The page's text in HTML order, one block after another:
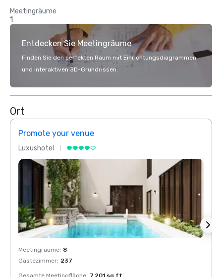
Meetingräume
1
Entdecken Sie Meetingräume
Finden Sie den perfekten Raum mit Einrichtungsdiagrammen
und interaktiven 3D-Grundrissen.
Ort
Promote your venue
Luxushotel
Meetingräume: 8
Gästezimmer: 237
Gesamte Meetingfläche: 7.201 sq ft